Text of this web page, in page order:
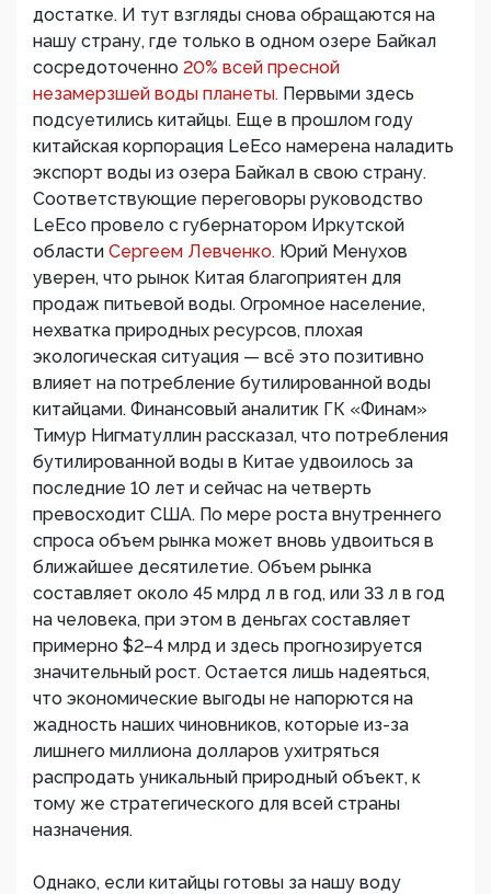
достатке. И тут взгляды снова обращаются на
нашу страну, где только в одном озере Байкал
сосредоточенно 20% всей пресной
незамерзшей воды планеты. Первыми здесь
подсуетились китайцы. Еще в прошлом году
китайская корпорация LeEco намерена наладить
экспорт воды из озера Байкал в свою страну.
Соответствующие переговоры руководство
LeEco провело с губернатором Иркутской
области Сергеем Левченко. Юрий Менухов
уверен, что рынок Китая благоприятен для
продаж питьевой воды. Огромное население,
нехватка природных ресурсов, плохая
экологическая ситуация — всё это позитивно
влияет на потребление бутилированной воды
китайцами. Финансовый аналитик ГК «Финам»
Тимур Нигматуллин рассказал, что потребления
бутилированной воды в Китае удвоилось за
последние 10 лет и сейчас на четверть
превосходит США. По мере роста внутреннего
спроса объем рынка может вновь удвоиться в
ближайшее десятилетие. Объем рынка
составляет около 45 млрд л в год, или 33 л в год
на человека, при этом в деньгах составляет
примерно $2–4 млрд и здесь прогнозируется
значительный рост. Остается лишь надеяться,
что экономические выгоды не напорются на
жадность наших чиновников, которые из-за
лишнего миллиона долларов ухитряться
распродать уникальный природный объект, к
тому же стратегического для всей страны
назначения.
Однако, если китайцы готовы за нашу воду